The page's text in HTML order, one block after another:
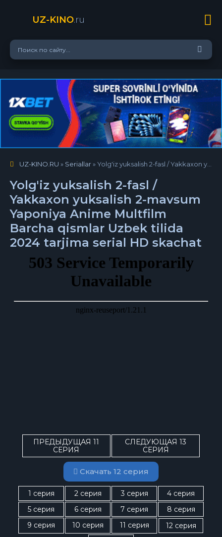
UZ-KINO.ru
UZ-KINO.RU » Seriallar» Yolg'iz yuksalish 2-fasl / Yakkaxon yuksalish 2-mavsum Yaponiya Anime Multfilm Barcha qismlar Uzbek tilida 2024 tarjima serial HD skachat
Yolg'iz yuksalish 2-fasl /
Yakkaxon yuksalish 2-mavsum
Yaponiya Anime Multfilm
Barcha qismlar Uzbek tilida
2024 tarjima serial HD skachat
ПРЕДЫДУЩАЯ 11
СЕРИЯ
СЛЕДУЮЩАЯ 13
СЕРИЯ
Скачать 12 серия
1 серия 2 серия 3 серия
4 серия
5 серия
6 серия 7 серия
8 серия
9 серия
10 серия 11 серия
12 серия